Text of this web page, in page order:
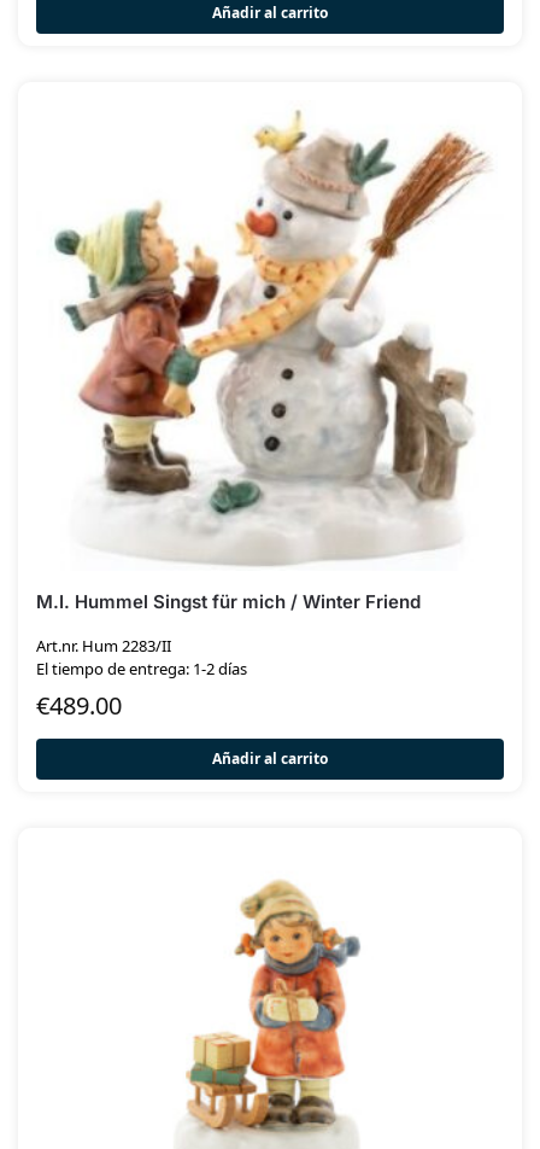
Añadir al carrito
M.I. Hummel Singst für mich / Winter Friend
Art.nr. Hum 2283/II
El tiempo de entrega: 1-2 días
€489.00
Añadir al carrito